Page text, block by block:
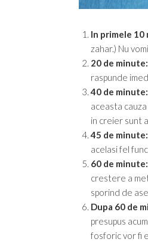
In primele 10
zahar.) Nu
20 de minute:
raspunde
40 de minute:
aceasta
in creier sunt
45 de minute:
acelasi fel
60 de minute:
crestere a
sporind de
Dupa 60 de
presupus
fosforic vor fi